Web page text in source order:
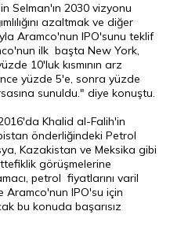
Selman'ın 2030 vizyonu
azaltmak ve diğer
Aramco'nun IPO'sunu teklif
ilk başta New York,
10'luk kısmının arz
yüzde 5'e, sonra yüzde
sunuldu." diye konuştu.
Khalid al-Falih'in
önderliğindeki Petrol
Kazakistan ve Meksika gibi
görüşmelerine
petrol fiyatlarını varil
Aramco'nun IPO'su için
bu konuda başarısız